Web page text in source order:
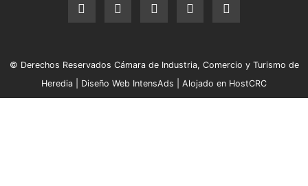
© Derechos Reservados Cámara de Industria, Comercio y Turismo de
Heredia | Diseño Web IntensAds Alojado en HostCRC